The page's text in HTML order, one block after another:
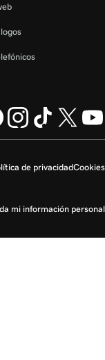
de privacidadCookies
mi información personal